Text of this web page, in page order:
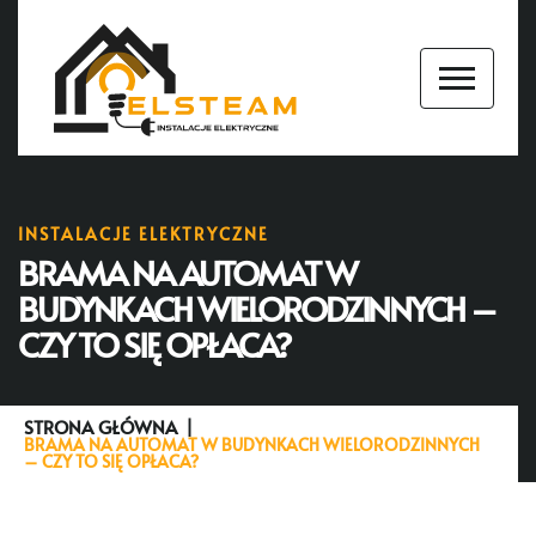
INSTALACJE ELEKTRYCZNE
BRAMA NA AUTOMAT W
BUDYNKACH WIELORODZINNYCH –
CZY TO SIĘ OPŁACA?
STRONA GŁÓWNA
BRAMA NA AUTOMAT W BUDYNKACH WIELORODZINNYCH
– CZY TO SIĘ OPŁACA?